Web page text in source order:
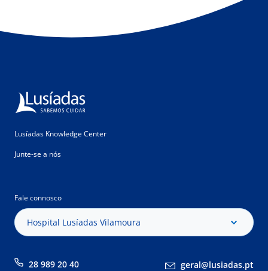
Lusíadas Knowledge Center
Junte-se a nós
Fale connosco
Hospital Lusíadas Vilamoura
28 989 20 40 geral@lusiadas.pt